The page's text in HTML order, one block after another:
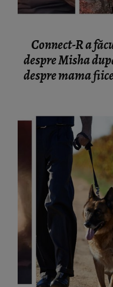
Connect-R a
despre Misha
despre mama